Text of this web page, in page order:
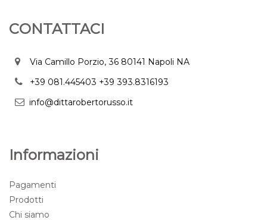
CONTATTACI
Via Camillo Porzio, 36 80141 Napoli NA
+39 081.445403 +39 393.8316193
info@dittarobertorusso.it
Informazioni
Pagamenti
Prodotti
Chi siamo